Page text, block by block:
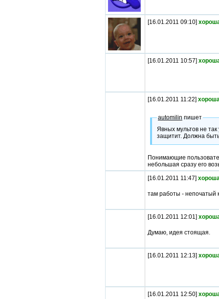
[16.01.2011 09:10]
[16.01.2011 10:57]
[16.01.2011 11:22]
automilin пишет
Явных мультов не
защитит. Должна
Понимающие
небольшая сразу его
[16.01.2011 11:47]
там работы - непочатый
[16.01.2011 12:01]
Думаю, идея стоящая.
[16.01.2011 12:13]
[16.01.2011 12:50]